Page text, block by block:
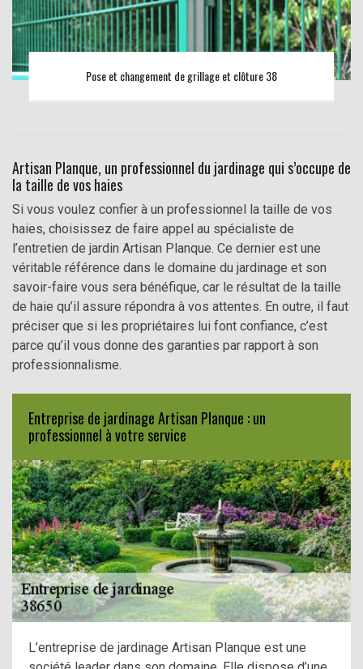
Pose et changement de grillage et clôture 38
Artisan Planque, un professionnel du jardinage qui s’occupe de
la taille de vos haies
Si vous voulez confier à un professionnel la taille de vos
haies, choisissez de faire appel au spécialiste de
l’entretien de jardin Artisan Planque. Ce dernier est une
véritable référence dans le domaine du jardinage et son
savoir-faire vous sera bénéfique, car le résultat de la taille
de haie qu’il assure répondra à vos attentes. En outre, il faut
préciser que si les propriétaires lui font confiance, c’est
parce qu’il vous donne des garanties par rapport à son
professionnalisme.
Entreprise de jardinage Artisan Planque : un
professionnel à votre service
L’entreprise de jardinage Artisan Planque est une